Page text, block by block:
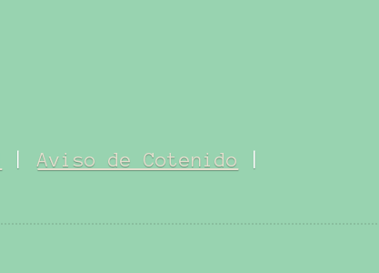
|Aviso de Cotenido